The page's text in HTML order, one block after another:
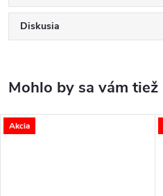
Diskusia
Akcia